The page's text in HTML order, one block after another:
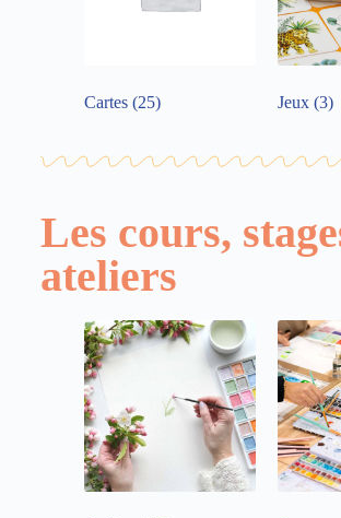
Cartes (25) Jeux (3)
Les cours,
ateliers